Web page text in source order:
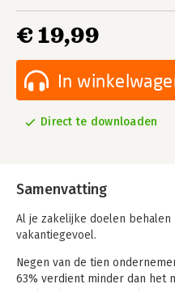
€ 19,99
In
Direct te downloaden
Samenvatting
Al je zakelijke doelen
vakantiegevoel.
Negen van de tien
63% verdient minder dan het